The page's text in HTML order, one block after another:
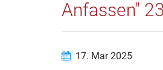
Anfassen"
17. Mar 2025